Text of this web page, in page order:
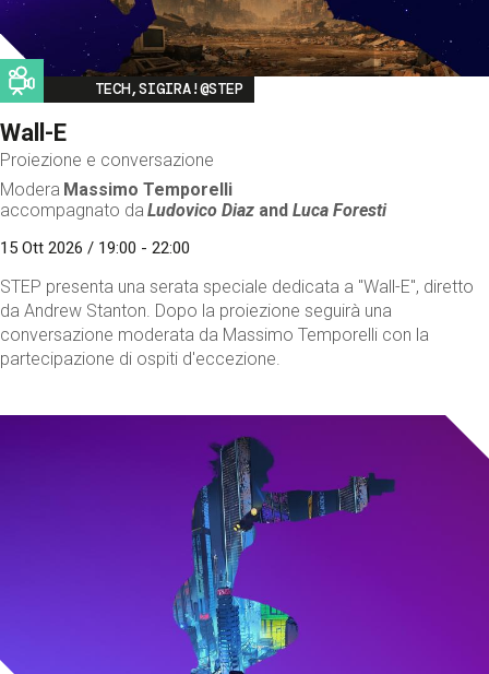
Image
TECH,SIGIRA!@STEP
Wall-E
Proiezione e conversazione
Modera Massimo Temporelli
accompagnato da Ludovico Diaz andLuca Foresti
15 Ott 2026 / 19:00 - 22:00
STEP presenta una serata speciale dedicata a "Wall-E", diretto
da Andrew Stanton. Dopo la proiezione seguirà una
conversazione moderata da Massimo Temporelli con la
partecipazione di ospiti d'eccezione.